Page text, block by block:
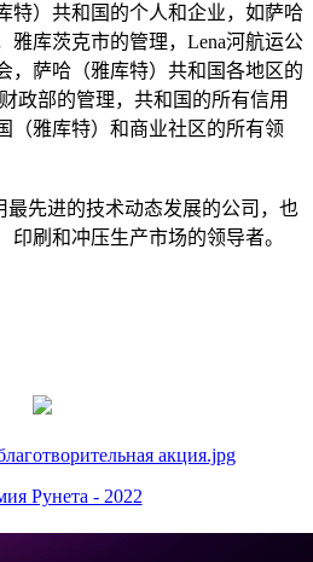
特）共和国的个人和企业，如萨哈
雅库茨克市的管理，Lena河航运公
，萨哈（雅库特）共和国各地区的
政部的管理，共和国的所有信用
（雅库特）和商业社区的所有领
最先进的技术动态发展的公司，也
印刷和冲压生产市场的领导者。